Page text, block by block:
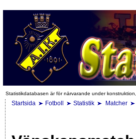
Statistikdatabasen är för närvarande under
Startsida Fotboll Statistik Matcher